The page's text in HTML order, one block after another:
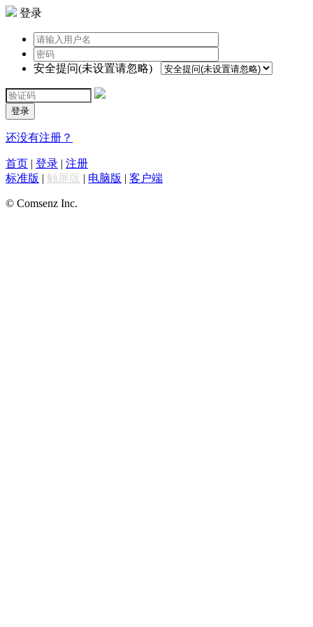
登录
安全提问(未设置请忽略)
登录
还没有注册？
首页 | 登录 | 注册
标准版 | 触屏版 | 电脑版 | 客户端
© Comsenz Inc.